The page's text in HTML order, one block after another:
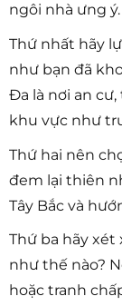
ngôi nhà ưng ý.
Thứ nhất hãy
như bạn đã
Đa là nơi an
khu vực như
Thứ hai nên
đem lại thiên
Tây Bắc và
Thứ ba hãy
như thế nào?
hoặc tranh